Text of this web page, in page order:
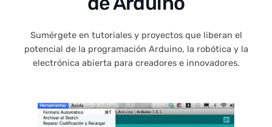
Sumérgete en tutoriales y proyectos que liberan el
potencial de la programación Arduino, la robótica y la
electrónica abierta para creadores e innovadores.